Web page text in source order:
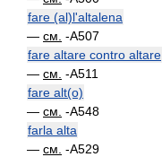
fare (al)l'altalena
— см. -A507
fare altare contro altare
— см. -A511
fare alt(o)
— см. -A548
farla alta
— см. -A529